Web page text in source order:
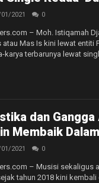
2021 0
– Moh. Istiqamah
Mas Is kini lewat entiti
terbarunya lewat
dan
Membaik Dalam
2021 0
– Musisi sekaligus
tahun 2018 kini